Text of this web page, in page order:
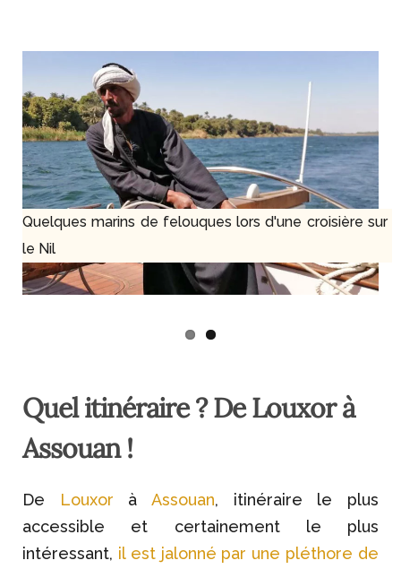
Quelques marins de felouques lors d'une croisière sur
le Nil
Quel itinéraire ? De Louxor à
Assouan !
De Louxor àAssouan, itinéraire le plus
accessible et certainement le plus
intéressant, il est jalonné par une pléthore de